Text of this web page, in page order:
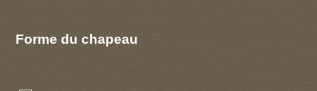
Forme du chapeau